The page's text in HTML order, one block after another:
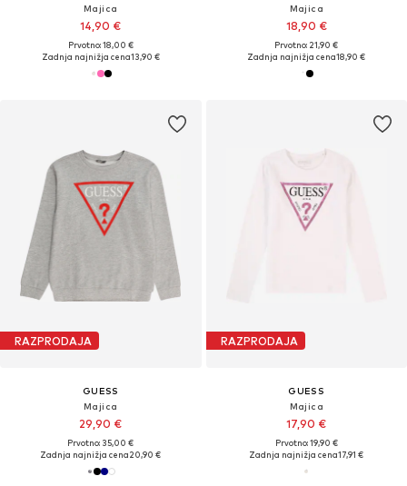
Majica
14,90 €
Prvotno: 18,00 €
Zadnja najnižja cena13,90 €
Majica
18,90 €
Prvotno: 21,90 €
Zadnja najnižja cena18,90 €
RAZPRODAJA
GUESS
Majica
29,90 €
Prvotno: 35,00 €
Zadnja najnižja cena20,90 €
RAZPRODAJA
GUESS
Majica
17,90 €
Prvotno: 19,90 €
Zadnja najnižja cena17,91 €